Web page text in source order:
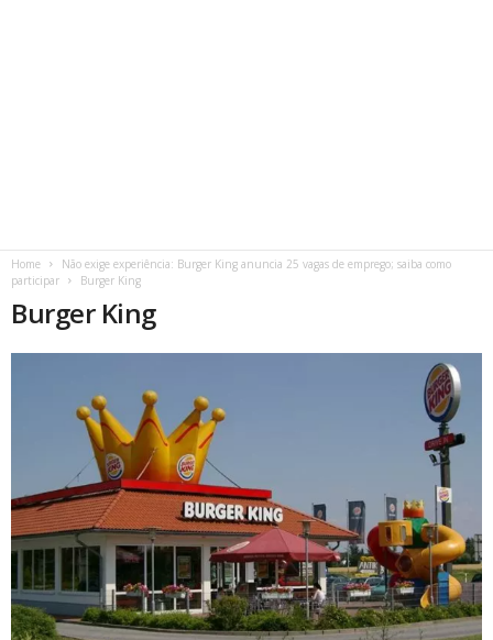
Home
Não exige experiência: Burger King anuncia 25 vagas de emprego; saiba como
participar
Burger King
Burger King